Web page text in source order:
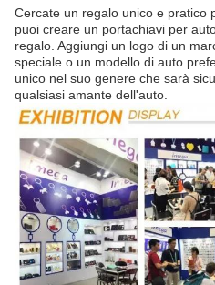
Cercate un regalo unico e pratico
puoi creare un portachiavi per
regalo. Aggiungi un logo di un
speciale o un modello di auto
unico nel suo genere che sarà
qualsiasi amante dell'auto.